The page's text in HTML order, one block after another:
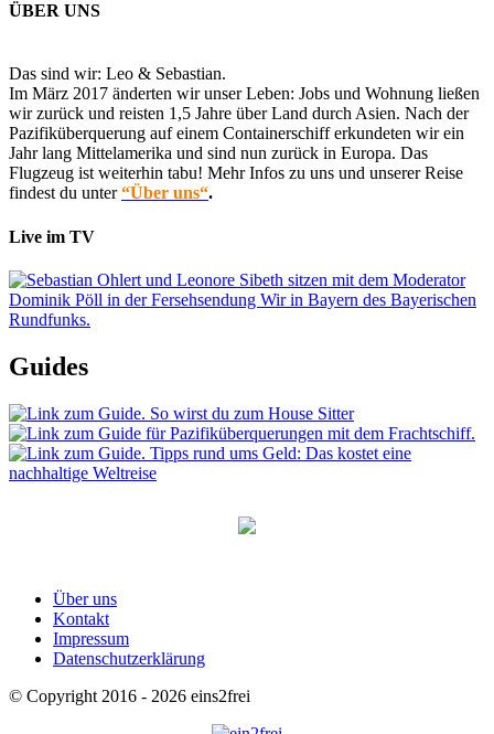
ÜBER UNS
Das sind wir: Leo & Sebastian.
Im März 2017 änderten wir unser Leben: Jobs und Wohnung ließen
wir zurück und reisten 1,5 Jahre über Land durch Asien. Nach der
Pazifiküberquerung auf einem Containerschiff erkundeten wir ein
Jahr lang Mittelamerika und sind nun zurück in Europa. Das
Flugzeug ist weiterhin tabu! Mehr Infos zu uns und unserer Reise
findest du unter“Über uns“.
Live im TV
Guides
Über uns
Kontakt
Impressum
Datenschutzerklärung
© Copyright 2016 - 2026 eins2frei